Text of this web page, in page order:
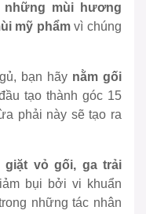
mùi hương
mỹ phẩmvì chúng
bạn hãy nằm gối
tạo thành góc 15
phải này sẽ tạo ra
giặt vỏ gối, ga trải
bụi bởi vi khuẩn
những tác nhân